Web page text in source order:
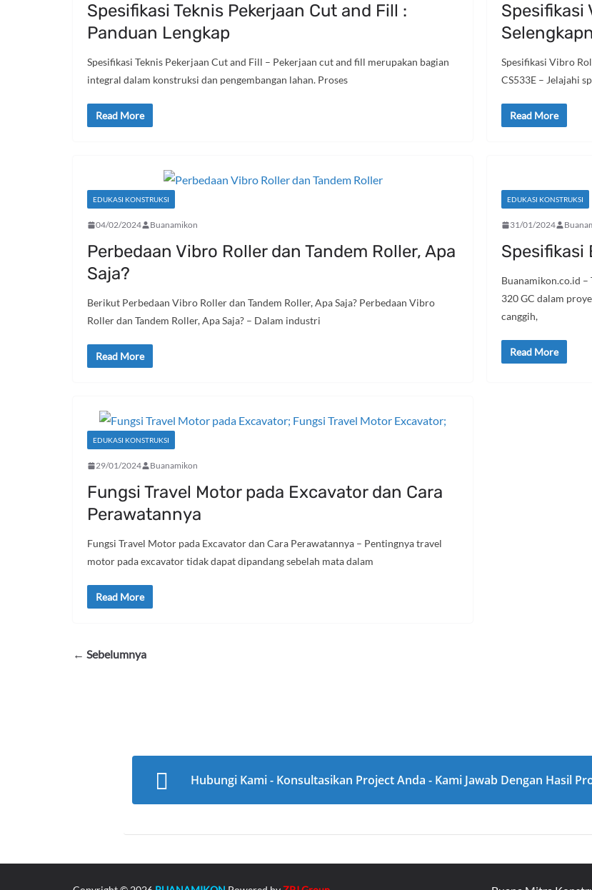
Spesifikasi Teknis Pekerjaan Cut and Fill :
Panduan Lengkap
Spesifikasi Teknis Pekerjaan Cut and Fill – Pekerjaan cut and fill merupakan bagian
integral dalam konstruksi dan pengembangan lahan. Proses
Read More
Spesifikasi
Spesifikasi Vibro
CS533E – Jelajahi
Read More
EDUKASI KONSTRUKSI
04/02/2024 Buanamikon
Perbedaan Vibro Roller dan Tandem Roller, Apa
Saja?
Berikut Perbedaan Vibro Roller dan Tandem Roller, Apa Saja? Perbedaan Vibro
Roller dan Tandem Roller, Apa Saja? – Dalam industri
Read More
EDUKASI KONSTRUKSI
31/01/2024
Spesifikasi
Buanamikon.co.id –
320 GC dalam
canggih,
Read More
EDUKASI KONSTRUKSI
29/01/2024 Buanamikon
Fungsi Travel Motor pada Excavator dan Cara
Perawatannya
Fungsi Travel Motor pada Excavator dan Cara Perawatannya – Pentingnya travel
motor pada excavator tidak dapat dipandang sebelah mata dalam
Read More
← Sebelumnya
Hubungi Kami - Konsultasikan Project Anda - Kami Jawab Dengan Hasil